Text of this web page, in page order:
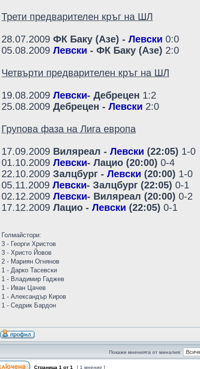
Трети предварителен кръг на ШЛ
28.07.2009 ФК Баку (Азе) - Левски 0:0
05.08.2009 Левски - ФК Баку (Азе) 2:0
Четвърти предварителен кръг на ШЛ
19.08.2009 Левски- Дебрецен 1:2
25.08.2009 Дебрецен - Левски 2:0
Групова фаза на Лига европа
17.09.2009 Виляреал - Левски (22:05) 1-0
01.10.2009 Левски- Лацио (20:00) 0-4
22.10.2009 Залцбург - Левски (20:00) 1-0
05.11.2009 Левски- Залцбург (22:05) 0-1
02.12.2009 Левски- Виляреал (20:00) 0-2
17.12.2009 Лацио - Левски (22:05) 0-1
Голмайстори:
3 - Георги Христов
3 - Христо Йовов
2 - Мариян Огнянов
1 - Дарко Тасевски
1 - Владимир Гаджев
1 - Иван Цачев
1 - Александър Киров
1 - Седрик Бардон
Покажи мненията от миналия:
Страница 1 от 1 [ 1 мнение ]